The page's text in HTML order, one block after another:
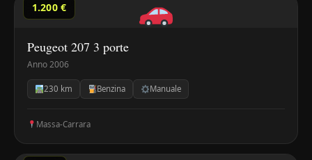
1.200 €
Peugeot 207 3 porte
Anno 2006
230 km Benzina Manuale
Massa-Carrara